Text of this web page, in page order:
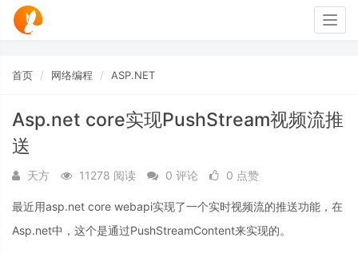
首页 网络编程 ASP.NET
Asp.net core实现PushStream视频流推
送
天方 11278 阅读 0 评论 0 点赞
最近用asp.net core webapi实现了一个实时视频流的推送功能，在
Asp.net中，这个是通过PushStreamContent来实现的。